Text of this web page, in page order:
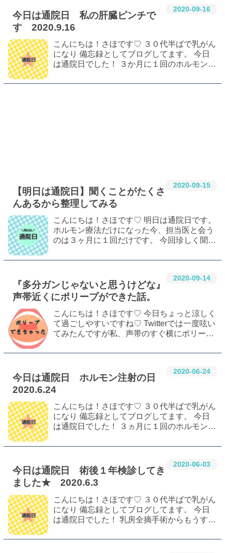
2020-09-16
今日は通院日 私の肝臓ピンチで
す 2020.9.16
こんにちは！さほです♡ ３０代半ばで乳がん
になり 備忘録としてブログしてます。 今日
は通院日でした！ ３か月に１回のホルモン注
欠品で６か月のを打ったんで今回注射はな
2020-09-15
【明日は通院日】聞くことがたくさ
んあるから整理してみる
こんにちは！さほです♡ 明日は通院日です。
ホルモン療法だけになった今、担当医と会う
のは３ヶ月に１回だけです。 今回珍しく聞き
ら…。 質問を整理して優先順位高いのから聞
2020-09-14
『多分ガンじゃないと思うけどな』
声帯近くにポリープができた話。
こんにちは！さほです♡ 今日ちょっと涼しく
て過ごしやすいですね♡ Twitterでは一度呟い
てみたんですが私、声帯のすぐ横にポリープ
回は声帯の横にできたポリープの話です。 ノ
2020-06-24
今日は通院日 ホルモン注射の日
2020.6.24
こんにちは！さほです♡ ３０代半ばで乳がん
になり 備忘録としてブログしてます。 今日
は通院日でした！ ３ヵ月に１回のホルモン注
診察 いつものホルモン注射が入荷できない
2020-06-03
今日は通院日 術後１年検診してき
ました★ 2020.6.3
こんにちは！さほです♡ ３０代半ばで乳がん
になり 備忘録としてブログしてます。 今日
は通院日でした！ 乳房全摘手術からもうすぐ
しょう！ということで色々と検査してきまし